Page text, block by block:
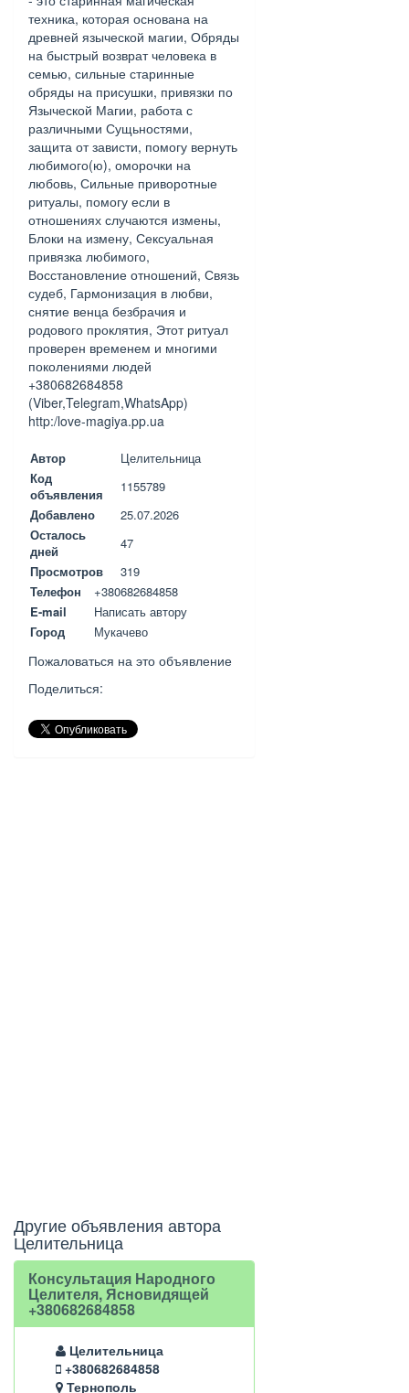
техника, которая основана на
древней языческой магии, Обряды
на быстрый возврат человека в
семью, сильные старинные
обряды на присушки, привязки по
Языческой Магии, работа с
различными Сущьностями,
защита от зависти, помогу вернуть
любимого(ю), оморочки на
любовь, Сильные приворотные
ритуалы, помогу если в
отношениях случаются измены,
Блоки на измену, Сексуальная
привязка любимого,
Восстановление отношений, Связь
судеб, Гармонизация в любви,
снятие венца безбрачия и
родового проклятия, Этот ритуал
проверен временем и многими
поколениями людей
+380682684858
(Viber,Telegram,WhatsApp)
http:/love-magiya.pp.ua
Автор
Целительница
Код
объявления
1155789
Добавлено
25.07.2026
Осталось
дней
47
Просмотров
319
Телефон
+380682684858
E-mail
Написать автору
Город
Мукачево
Пожаловаться на это объявление
Поделиться:
Другие объявления автора
Целительница
Консультация Народного
Целителя, Ясновидящей
+380682684858
Целительница
+380682684858
Тернополь